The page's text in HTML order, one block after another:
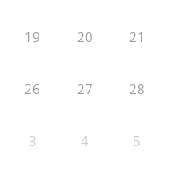
19 20 21
26 27 28
3 4 5